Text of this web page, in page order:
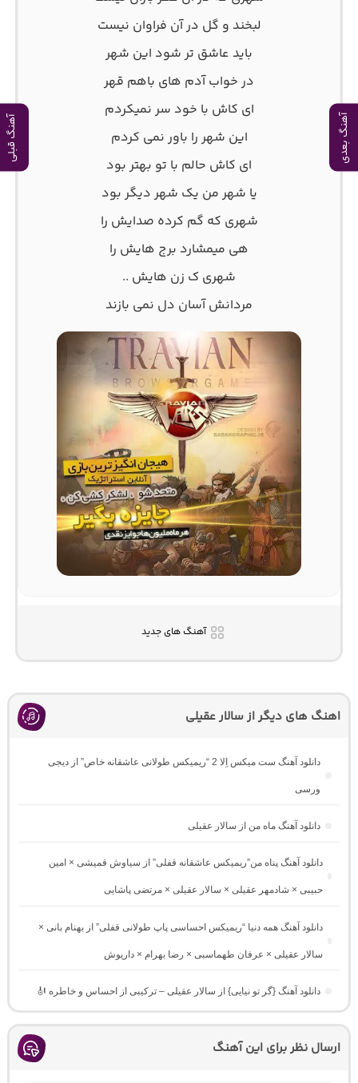
آهنگ بعدی آهنگ قبلی
لبخند و گل در آن فراوان نیست
باید عاشق تر شود این شهر
در خواب آدم های باهم قهر
ای کاش با خود سر نمیکردم
این شهر را باور نمی کردم
ای کاش حالم با تو بهتر بود
یا شهر من یک شهر دیگر بود
شهری که گم کرده صدایش را
هی میمشارد برج هایش را
شهری ک زن هایش ..
مردانش آسان دل نمی بازند
آهنگ های جدید
اهنگ های دیگر از سالار عقیلی
دانلود آهنگ ست میکس اِلا 2 “ریمیکس طولانی عاشقانه خاص” از دیجی
ورسی
دانلود آهنگ ماه من از سالار عقیلی
دانلود آهنگ پناه من”ریمیکس عاشقانه قفلی” از سیاوش قمیشی × امین
حبیبی × شادمهر عقیلی × سالار عقیلی × مرتضی پاشایی
دانلود آهنگ همه دنیا “ریمیکس احساسی پاپ طولانی قفلی” از بهنام بانی ×
سالار عقیلی × عرفان طهماسبی × رضا بهرام × داریوش
دانلود آهنگ {گر تو نیایی} از سالار عقیلی – ترکیبی از احساس و خاطره 🎻
ارسال نظر برای این آهنگ